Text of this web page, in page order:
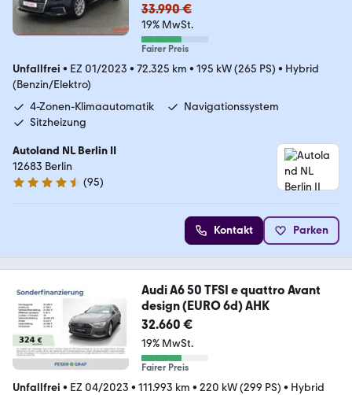
33.990 €
19% MwSt.
Fairer Preis
Unfallfrei • EZ 01/2023 • 72.325 km • 195 kW (265 PS) • Hybrid
(Benzin/Elektro)
4-Zonen-Klimaautomatik
Navigationssystem
Sitzheizung
Autoland NL Berlin II
12683 Berlin
4.7 Sterne
(95)
Kontakt Parken
Audi A6 50 TFSI e quattro Avant
design (EURO 6d) AHK
32.660 €
19% MwSt.
Fairer Preis
Unfallfrei • EZ 04/2023 • 111.993 km • 220 kW (299 PS) • Hybrid